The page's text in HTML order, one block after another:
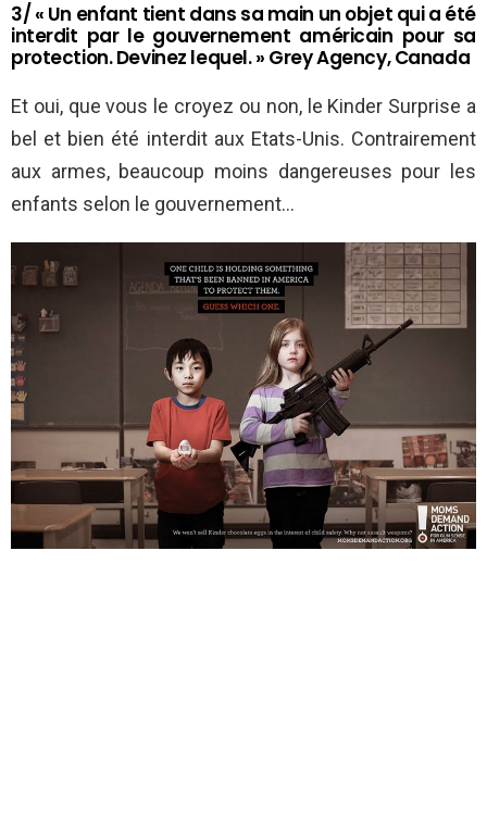
3/ « Un enfant tient dans sa main un objet qui a été
interdit par le gouvernement américain pour sa
protection. Devinez lequel. » Grey Agency, Canada
Et oui, que vous le croyez ou non, le Kinder Surprise a
bel et bien été interdit aux Etats-Unis. Contrairement
aux armes, beaucoup moins dangereuses pour les
enfants selon le gouvernement…